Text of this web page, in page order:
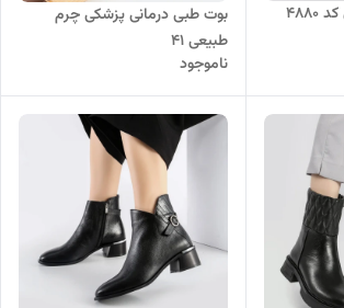
بوت تمام چرم طبیعی کد ۴۸۸۰
بوت طبی درمانی پزشکی چرم
طبیعی ۴۱
ناموجود